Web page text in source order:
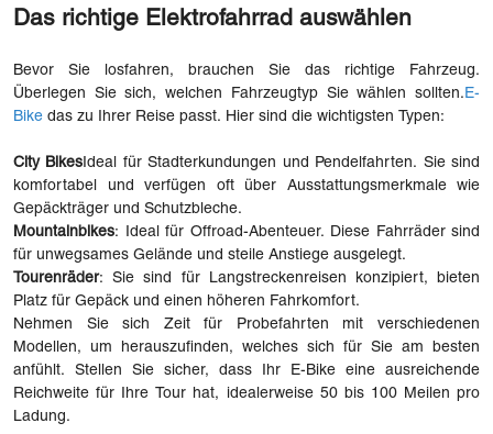
Das richtige Elektrofahrrad auswählen
Bevor Sie losfahren, brauchen Sie das richtige Fahrzeug.
Überlegen Sie sich, welchen Fahrzeugtyp Sie wählen sollten. E-
Bike das zu Ihrer Reise passt. Hier sind die wichtigsten Typen:
City Bikes Ideal für Stadterkundungen und Pendelfahrten. Sie sind
komfortabel und verfügen oft über Ausstattungsmerkmale wie
Gepäckträger und Schutzbleche.
Mountainbikes: Ideal für Offroad-Abenteuer. Diese Fahrräder sind
für unwegsames Gelände und steile Anstiege ausgelegt.
Tourenräder: Sie sind für Langstreckenreisen konzipiert, bieten
Platz für Gepäck und einen höheren Fahrkomfort.
Nehmen Sie sich Zeit für Probefahrten mit verschiedenen
Modellen, um herauszufinden, welches sich für Sie am besten
anfühlt. Stellen Sie sicher, dass Ihr E-Bike eine ausreichende
Reichweite für Ihre Tour hat, idealerweise 50 bis 100 Meilen pro
Ladung.